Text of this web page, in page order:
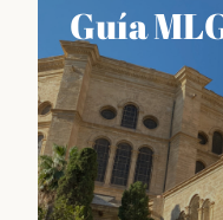
Información sobre
calendario
Semana Santa, así
tradiciones
hacen de esta
Descubrir
Guía